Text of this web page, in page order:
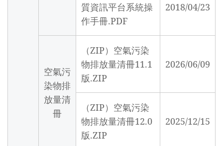
質資訊平台系統操
作手冊.PDF
2018/04/23
空氣污
染物排
放量清
冊
（ZIP）空氣污染
物排放量清冊11.1
版.ZIP
2026/06/09
（ZIP）空氣污染
物排放量清冊12.0
版.ZIP
2025/12/15